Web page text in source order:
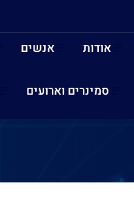
אודות אנשים
סמינרים וארועים